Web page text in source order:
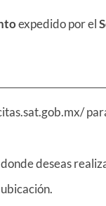
expedido por el
deseas